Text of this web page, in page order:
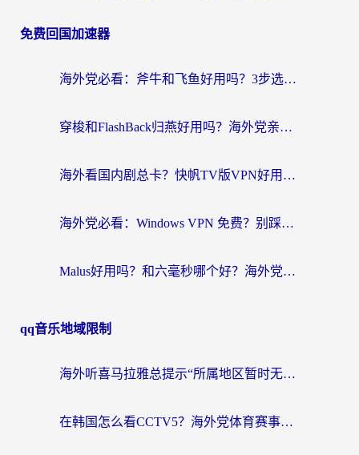
免费回国加速器
海外党必看：斧牛和飞鱼好用吗？3步选对回国加速器，无缝刷剧玩国服
穿梭和FlashBack归燕好用吗？海外党亲测3款热门回国加速器，教你选对不踩坑
海外看国内剧总卡？快帆TV版VPN好用吗？和快滚VPN对比哪个回国效果更好？
海外党必看：Windows VPN 免费？别踩坑！教你选对好用的国内加速器无缝回国
Malus好用吗？和六毫秒哪个好？海外党选回国加速器的避坑指南
qq音乐地域限制
海外听喜马拉雅总提示“所属地区暂时无版权”？这个限制解除方法亲测有效！
在韩国怎么看CCTV5？海外党体育赛事+中文解说观看终极指南